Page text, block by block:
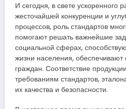
И сегодня, в свете ускоренного
жесточайшей конкуренции и
процессов, роль стандартов
помогают решать важнейшие
социальной сферах,
жизни населения, обеспечивают
граждан. Соответствие
требованиям стандартов,
их качества и безопасности.